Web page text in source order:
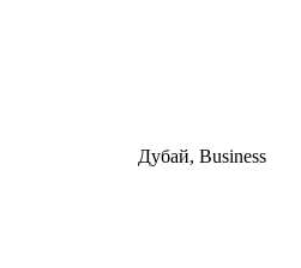
Дубай, Business